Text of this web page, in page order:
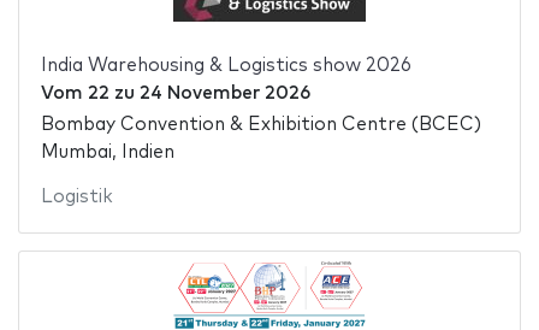
India Warehousing & Logistics show 2026
Vom 22 zu 24 November 2026
Bombay Convention & Exhibition Centre (BCEC)
Mumbai, Indien
Logistik